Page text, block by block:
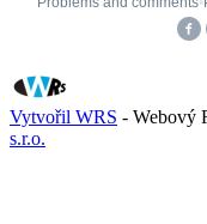
Vytvořil WRS - Webový
s.r.o.